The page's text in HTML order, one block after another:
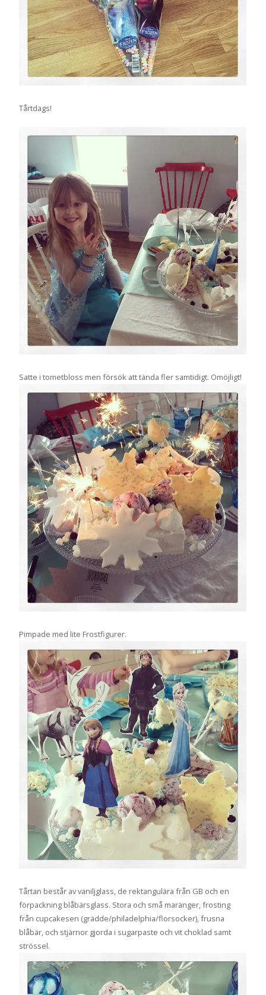
Tårtdags!
Satte i tometbloss men försök att tända fler samtidigt. Omöjligt!
Pimpade med lite Frostfigurer.
Tårtan består av vaniljglass, de rektangulära från GB och en
förpackning blåbärsglass. Stora och små maränger, frosting
från cupcakesen (grädde/philadelphia/florsocker), frusna
blåbär, och stjärnor gjorda i sugarpaste och vit choklad samt
strössel.